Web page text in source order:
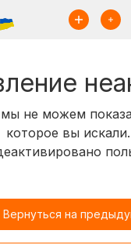
не можем
которое вы искали.
Вернуться на